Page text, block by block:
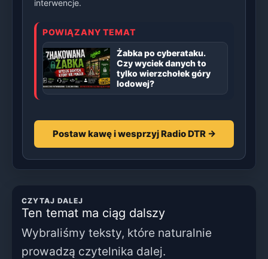
interwencje.
POWIĄZANY TEMAT
Żabka po cyberataku.
Czy wyciek danych to
tylko wierzchołek góry
lodowej?
Postaw kawę i wesprzyj Radio DTR →
CZYTAJ DALEJ
Ten temat ma ciąg dalszy
Wybraliśmy teksty, które naturalnie
prowadzą czytelnika dalej.